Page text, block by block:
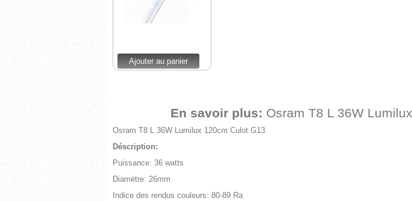
Ajouter au panier
En savoir plus: Osram T8 L 36W
Osram T8 L 36W Lumilux 120cm Culot G13
Déscription:
Puissance: 36 watts
Diamètre: 26mm
Indice des rendus couleurs: 80-89 Ra